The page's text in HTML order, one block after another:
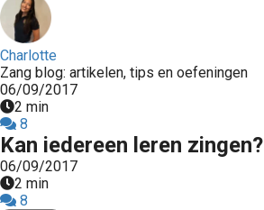
Charlotte
Zang blog: artikelen, tips en oefeningen
06/09/2017
2 min
8
Kan iedereen leren zingen?
06/09/2017
2 min
8